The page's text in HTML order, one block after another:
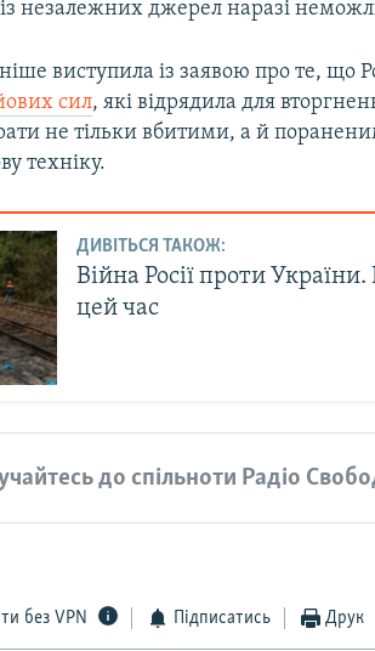
із незалежних джерел наразі
виступила із заявою про те, що
сил, які відрядила для
не тільки вбитими, а й
техніку.
ДИВІТЬСЯ ТАКОЖ:
Війна Росії проти
цей час
до спільноти Радіо
без VPN Підписатись Друк